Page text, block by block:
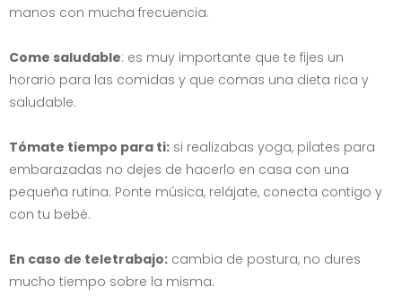
manos con mucha frecuencia.
Come saludable: es muy importante que te fijes un
horario para las comidas y que comas una dieta rica y
saludable.
Tómate tiempo para ti: si realizabas yoga, pilates para
embarazadas no dejes de hacerlo en casa con una
pequeña rutina. Ponte música, relájate, conecta contigo y
con tu bebé.
En caso de teletrabajo: cambia de postura, no dures
mucho tiempo sobre la misma.